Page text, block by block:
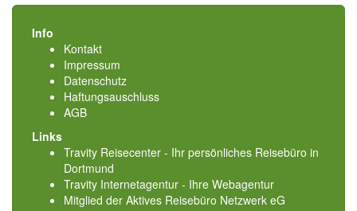
Info
Kontakt
Impressum
Datenschutz
Haftungsauschluss
AGB
Links
Travity Reisecenter - Ihr persönliches Reisebüro in
Dortmund
Travity Internetagentur - Ihre Webagentur
Mitglied der Aktives Reisebüro Netzwerk eG